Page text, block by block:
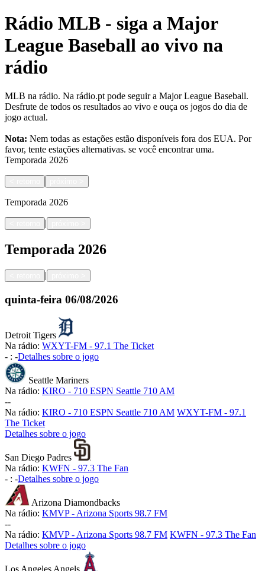
Rádio MLB - siga a Major
League Baseball ao vivo na
rádio
MLB na rádio. Na rádio.pt pode seguir a Major League Baseball.
Desfrute de todos os resultados ao vivo e ouça os jogos do dia de
jogo actual.
Nota: Nem todas as estações estão disponíveis fora dos EUA. Por
favor, tente estações alternativas. se você encontrar uma.
Temporada 2026
Temporada 2026
|
Temporada 2026
|
quinta-feira 06/08/2026
Detroit Tigers
Na rádio: WXYT-FM - 97.1 The Ticket
- : -Detalhes sobre o jogo
Seattle Mariners
Na rádio: KIRO - 710 ESPN Seattle 710 AM
--
Na rádio: KIRO - 710 ESPN Seattle 710 AM WXYT-FM - 97.1
The Ticket
Detalhes sobre o jogo
San Diego Padres
Na rádio: KWFN - 97.3 The Fan
- : -Detalhes sobre o jogo
Arizona Diamondbacks
Na rádio: KMVP - Arizona Sports 98.7 FM
--
Na rádio: KMVP - Arizona Sports 98.7 FM KWFN - 97.3 The Fan
Detalhes sobre o jogo